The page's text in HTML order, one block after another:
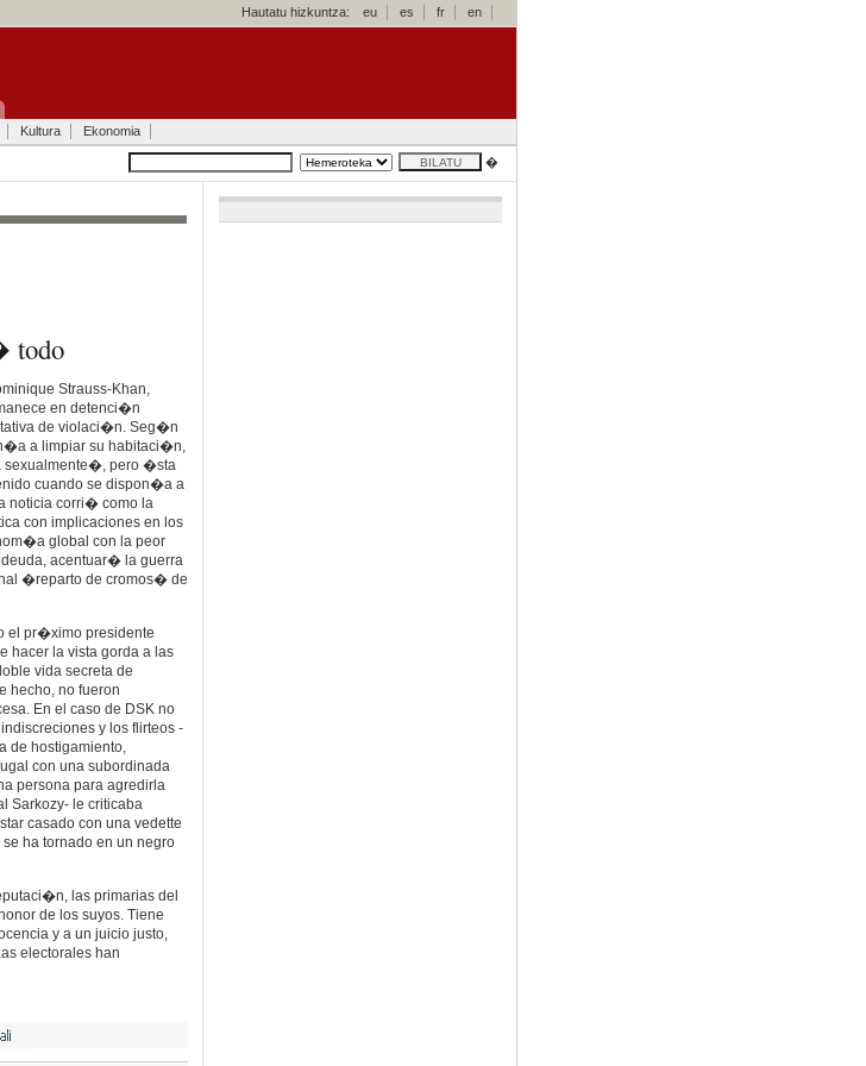
Hautatu hizkuntza: eu es fr en
Kultura Ekonomia
�
todo
Strauss-Khan,
en detenci�n
de violaci�n. Seg�n
a limpiar su habitaci�n,
pero �sta
cuando se dispon�a a
noticia corri� como la
con implicaciones en los
global con la peor
acentuar� la guerra
�reparto de cromos� de
el pr�ximo presidente
hacer la vista gorda a las
vida secreta de
hecho, no fueron
En el caso de DSK no
y los flirteos -
de hostigamiento,
con una subordinada
persona para agredirla
Sarkozy- le criticaba
casado con una vedette
ha tornado en un negro
las primarias del
de los suyos. Tiene
y a un juicio justo,
electorales han